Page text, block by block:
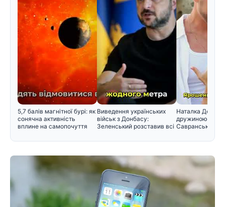
5,7 балів магнітної бурі: як
сонячна активність
вплине на самопочуття
Виведення українських
військ з Донбасу:
Зеленський розставив всі
Наталка
дружиною Юрія
Савранського